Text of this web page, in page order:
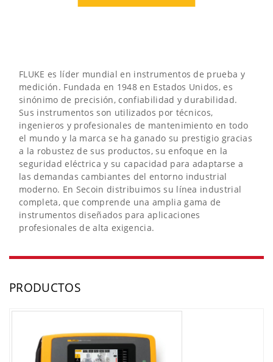
FLUKE es líder mundial en instrumentos de prueba y
medición. Fundada en 1948 en Estados Unidos, es
sinónimo de precisión, confiabilidad y durabilidad.
Sus instrumentos son utilizados por técnicos,
ingenieros y profesionales de mantenimiento en todo
el mundo y la marca se ha ganado su prestigio gracias
a la robustez de sus productos, su enfoque en la
seguridad eléctrica y su capacidad para adaptarse a
las demandas cambiantes del entorno industrial
moderno. En Secoin distribuimos su línea industrial
completa, que comprende una amplia gama de
instrumentos diseñados para aplicaciones
profesionales de alta exigencia.
PRODUCTOS